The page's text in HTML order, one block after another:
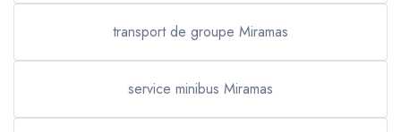
transport de groupe Miramas
service minibus Miramas